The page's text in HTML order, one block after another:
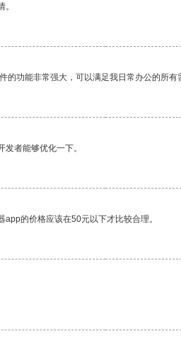
功能非常强大，可以满足我日常办公的所有
者能够优化一下。
的价格应该在50元以下才比较合理。